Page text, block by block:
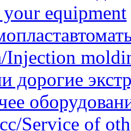
equipment
Injection
Service of